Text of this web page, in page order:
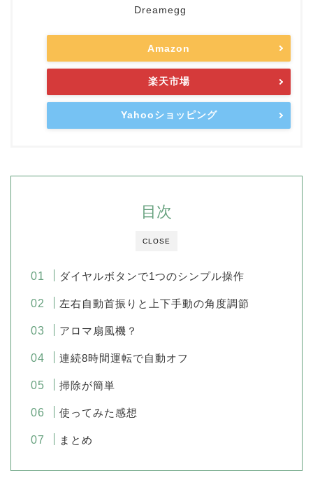
Dreamegg
Amazon
楽天市場
Yahooショッピング
CLOSE
目次
ダイヤルボタンで1つのシンプル操作
左右自動首振りと上下手動の角度調節
アロマ扇風機？
連続8時間運転で自動オフ
掃除が簡単
使ってみた感想
まとめ